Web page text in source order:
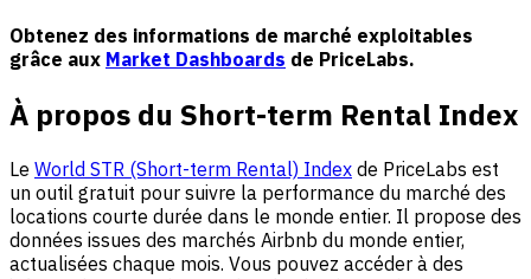
Obtenez des informations de marché exploitables
grâce aux Market Dashboards de PriceLabs.
À propos du Short-term Rental Index
Le World STR (Short-term Rental) Index de PriceLabs est
un outil gratuit pour suivre la performance du marché des
locations courte durée dans le monde entier. Il propose des
données issues des marchés Airbnb du monde entier,
actualisées chaque mois. Vous pouvez accéder à des